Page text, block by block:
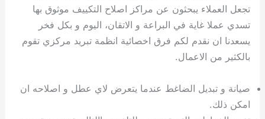
تجعل العملاء يبحثون عن مراكز اصلاح التكييف موثوق بها
تسدي عملا غاية في البراعة و الاتقان، اليوم و بكل فخر
يسعدنا ان نقدم لكم فرق اخصائية انظمة تبريد مركزي تقوم
بالكثير من الاعمال.
صيانة و تبديل الضاغط عندما يتعرض لاي عطل و اصلاحه ان
امكن ذلك.